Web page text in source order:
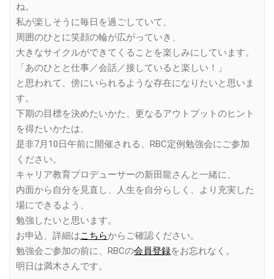
ね。
私が楽しそうに毎日を過ごしていて、
周囲のひとに笑顔の輪が広がっていき、
大きなサイクルができてくることを楽しみにしています。
「あのひとと仕事／会話／接していると楽しい！」
と思われて、傍にいられるような存在になりたいと思いま
す。
下期の目標を決めたいかた、更なるアウトプットのヒント
を得たいかたは、
是非7月10日午前に開催される、RBC定例勉強会にご参加
ください。
キャリア教育プロデューサーの新田龍さんと一緒に、
内面から自分を見直し、人生を自分らしく、より充実した
場にできるよう、
勉強したいと思います。
お申込、詳細はこちらからご確認ください。
勉強会ご参加の前に、RBCの会員登録をお忘れなく。
明日は満木さんです。